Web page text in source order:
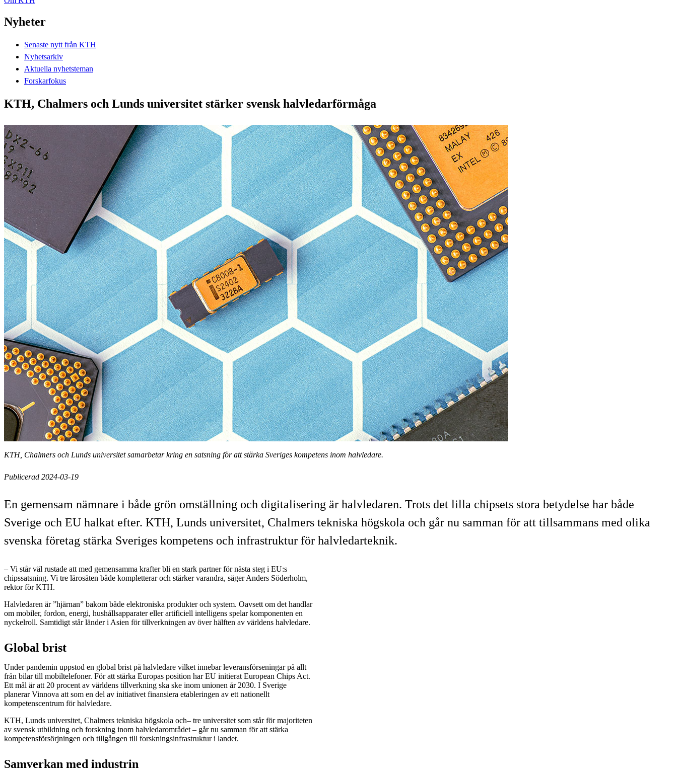
Nyheter
Senaste nytt från KTH
Nyhetsarkiv
Aktuella nyhetsteman
Forskarfokus
KTH, Chalmers och Lunds universitet stärker svensk halvledarförmåga
KTH, Chalmers och Lunds universitet samarbetar kring en satsning för att stärka Sveriges kompetens inom halvledare.
Publicerad 2024-03-19
En gemensam nämnare i både grön omställning och digitalisering är halvledaren. Trots det lilla chipsets stora betydelse har både
Sverige och EU halkat efter. KTH, Lunds universitet, Chalmers tekniska högskola och går nu samman för att tillsammans med olika
svenska företag stärka Sveriges kompetens och infrastruktur för halvledarteknik.
– Vi står väl rustade att med gemensamma krafter bli en stark partner för nästa steg i EU:s
chipssatsning. Vi tre lärosäten både kompletterar och stärker varandra, säger Anders Söderholm,
rektor för KTH.
Halvledaren är ”hjärnan” bakom både elektroniska produkter och system. Oavsett om det handlar
om mobiler, fordon, energi, hushållsapparater eller artificiell intelligens spelar komponenten en
nyckelroll. Samtidigt står länder i Asien för tillverkningen av över hälften av världens halvledare.
Global brist
Under pandemin uppstod en global brist på halvledare vilket innebar leveransförseningar på allt
från bilar till mobiltelefoner. För att stärka Europas position har EU initierat European Chips Act.
Ett mål är att 20 procent av världens tillverkning ska ske inom unionen år 2030. I Sverige
planerar Vinnova att som en del av initiativet finansiera etableringen av ett nationellt
kompetenscentrum för halvledare.
KTH, Lunds universitet, Chalmers tekniska högskola och– tre universitet som står för majoriteten
av svensk utbildning och forskning inom halvledarområdet – går nu samman för att stärka
kompetensförsörjningen och tillgången till forskningsinfrastruktur i landet.
Samverkan med industrin